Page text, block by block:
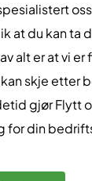
at du kan ta
alt er at vi er
skje etter
gjør Flytt
for din